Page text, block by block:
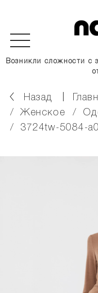
Возникли сложности с
Назад
женское
3724tw-5084-